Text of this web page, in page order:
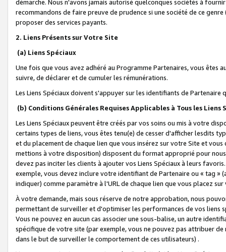
démarche. Nous n'avons jamais autorisé quelconques sociétés à
recommandons de faire preuve de prudence si une société de ce
proposer des services payants.
2. Liens Présents sur Votre Site
(a) Liens Spéciaux
Une fois que vous avez adhéré au Programme Partenaires, vous êtes
suivre, de déclarer et de cumuler les rémunérations.
Les Liens Spéciaux doivent s'appuyer sur les identifiants de Partenaire
(b) Conditions Générales Requises Applicables à Tous les Liens
Les Liens Spéciaux peuvent être créés par vos soins ou mis à votre
certains types de liens, vous êtes tenu(e) de cesser d'afficher lesdits
et du placement de chaque lien que vous insérez sur votre Site et
mettions à votre disposition) disposent du format approprié pour
devez pas inciter les clients à ajouter vos Liens Spéciaux à leurs
exemple, vous devez inclure votre identifiant de Partenaire ou « tag
indiquer) comme paramètre à l'URL de chaque lien que vous placez
À votre demande, mais sous réserve de notre approbation, nous
permettant de surveiller et d'optimiser les performances de vos liens
Vous ne pouvez en aucun cas associer une sous-balise, un autre
spécifique de votre site (par exemple, vous ne pouvez pas attribuer
dans le but de surveiller le comportement de ces utilisateurs) .